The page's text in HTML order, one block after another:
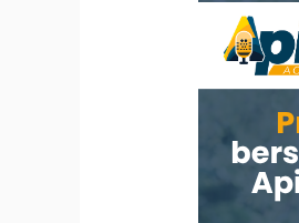
Belajar
Public
Speaking
Apict
Academy